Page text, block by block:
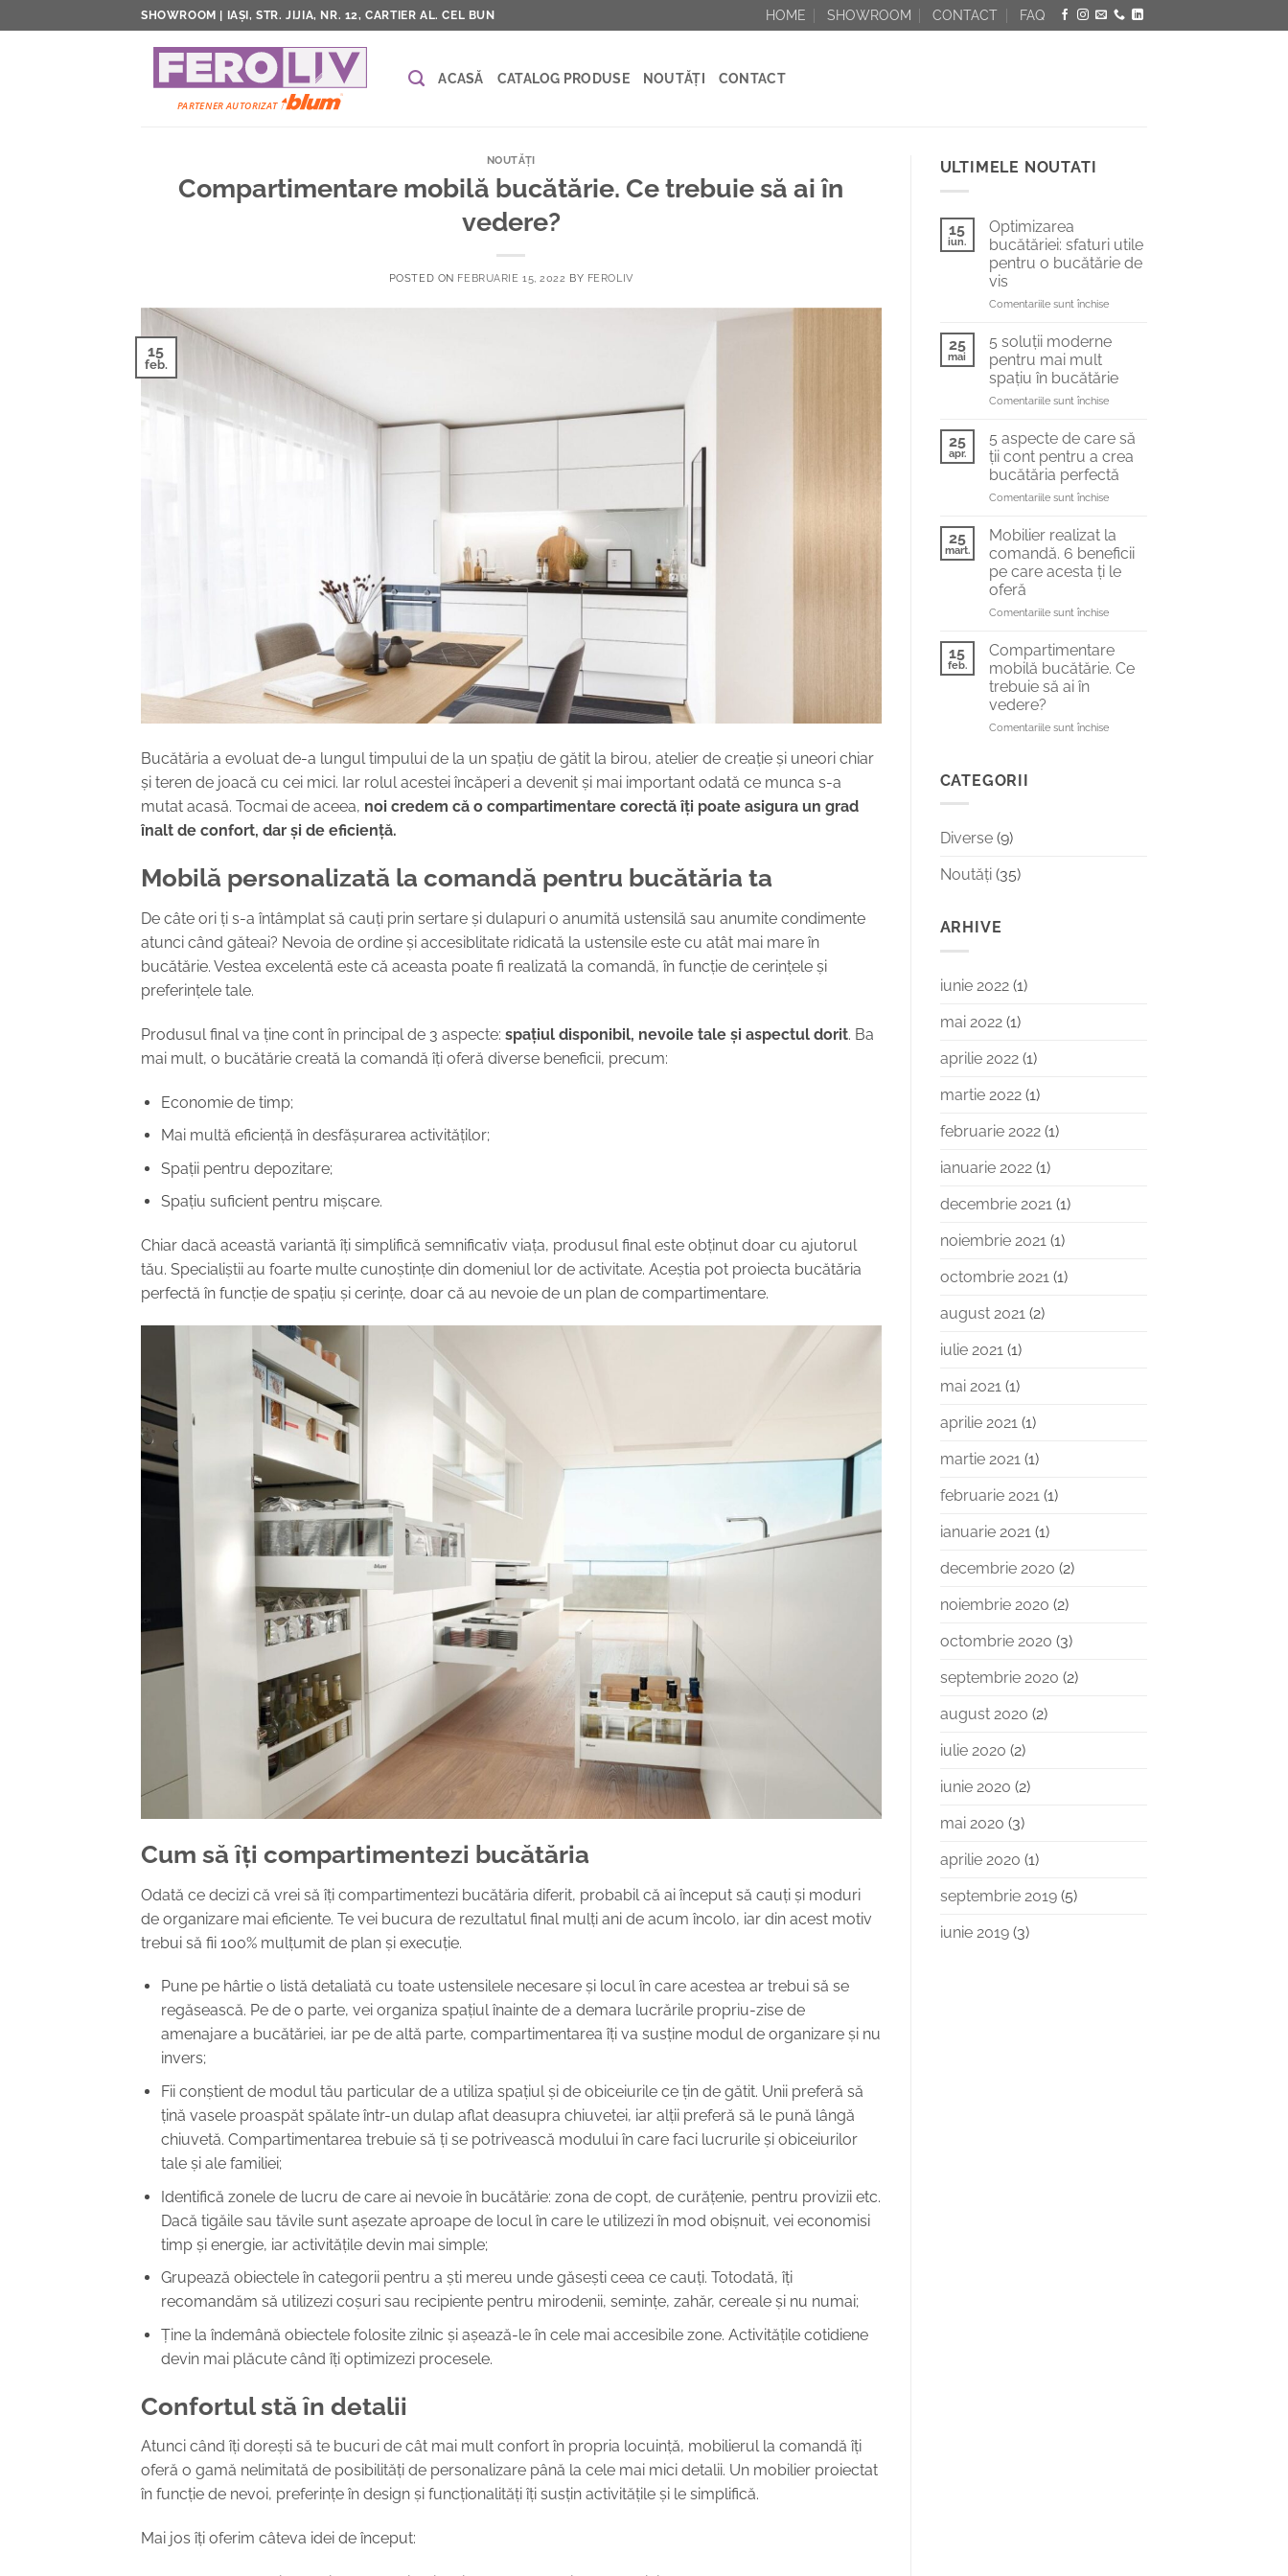
to
SHOWROOM | IAȘI, STR. JIJIA, NR. 12, CARTIER AL. CEL BUN HOME SHOWROOM CONTACT FAQ
ACASĂ CATALOG PRODUSE NOUTĂȚI CONTACT
NOUTĂȚI
Compartimentare mobilă bucătărie. Ce trebuie să ai în
vedere?
POSTED ON FEBRUARIE 15, 2022 BY FEROLIV
15
feb.
Bucătăria a evoluat de-a lungul timpului de la un spațiu de gătit la birou, atelier de creație și uneori chiar
și teren de joacă cu cei mici. Iar rolul acestei încăperi a devenit și mai important odată ce munca s-a
mutat acasă. Tocmai de aceea, noi credem că o compartimentare corectă îți poate asigura un grad
înalt de confort, dar și de eficiență.
Mobilă personalizată la comandă pentru bucătăria ta
De câte ori ți s-a întâmplat să cauți prin sertare și dulapuri o anumită ustensilă sau anumite condimente
atunci când găteai? Nevoia de ordine și accesiblitate ridicată la ustensile este cu atât mai mare în
bucătărie. Vestea excelentă este că aceasta poate fi realizată la comandă, în funcție de cerințele și
preferințele tale.
Produsul final va ține cont în principal de 3 aspecte: spațiul disponibil, nevoile tale și aspectul dorit. Ba
mai mult, o bucătărie creată la comandă îți oferă diverse beneficii, precum:
Economie de timp;
Mai multă eficiență în desfășurarea activităților;
Spații pentru depozitare;
Spațiu suficient pentru mișcare.
Chiar dacă această variantă îți simplifică semnificativ viața, produsul final este obținut doar cu ajutorul
tău. Specialiștii au foarte multe cunoștințe din domeniul lor de activitate. Aceștia pot proiecta bucătăria
perfectă în funcție de spațiu și cerințe, doar că au nevoie de un plan de compartimentare.
Cum să îți compartimentezi bucătăria
Odată ce decizi că vrei să îți compartimentezi bucătăria diferit, probabil că ai început să cauți și moduri
de organizare mai eficiente. Te vei bucura de rezultatul final mulți ani de acum încolo, iar din acest motiv
trebui să fii 100% mulțumit de plan și execuție.
Pune pe hârtie o listă detaliată cu toate ustensilele necesare și locul în care acestea ar trebui să se
regăsească. Pe de o parte, vei organiza spațiul înainte de a demara lucrările propriu-zise de
amenajare a bucătăriei, iar pe de altă parte, compartimentarea îți va susține modul de organizare și nu
invers;
Fii conștient de modul tău particular de a utiliza spațiul și de obiceiurile ce țin de gătit. Unii preferă să
țină vasele proaspăt spălate într-un dulap aflat deasupra chiuvetei, iar alții preferă să le pună lângă
chiuvetă. Compartimentarea trebuie să ți se potrivească modului în care faci lucrurile și obiceiurilor
tale și ale familiei;
Identifică zonele de lucru de care ai nevoie în bucătărie: zona de copt, de curățenie, pentru provizii etc.
Dacă tigăile sau tăvile sunt așezate aproape de locul în care le utilizezi în mod obișnuit, vei economisi
timp și energie, iar activitățile devin mai simple;
Grupează obiectele în categoriipentru a ști mereu unde găsești ceea ce cauți. Totodată, îți
recomandăm să utilizezi coșuri sau recipiente pentru mirodenii, semințe, zahăr, cereale și nu numai;
Ține la îndemână obiectele folosite zilnic și așează-le în cele mai accesibile zone. Activitățile cotidiene
devin mai plăcute când îți optimizezi procesele.
Confortul stă în detalii
Atunci când îți dorești să te bucuri de cât mai mult confort în propria locuință, mobilierul la comandă îți
oferă o gamă nelimitată de posibilități de personalizare până la cele mai mici detalii. Un mobilier proiectat
în funcție de nevoi, preferințe în design și funcționalități îți susțin activitățile și le simplifică.
Mai jos îți oferim câteva idei de început:
ULTIMELE NOUTATI
15
iun.
Optimizarea
bucătăriei: sfaturi utile
pentru o bucătărie de
vis
Comentariile sunt închisepentru
sfaturi
pentru
o
de
25
mai
5 soluții moderne
pentru mai mult
spațiu în bucătărie
Comentariile sunt închisepentru
soluții
moderne
pentru
mai
mult
în
bucătărie
25
apr.
5 aspecte de care să
ții cont pentru a crea
bucătăria perfectă
Comentariile sunt închisepentru
de
care
să
cont
crea
bucătăria
25
mart.
Mobilier realizat la
comandă. 6 beneficii
pe care acesta ți le
oferă
Comentariile sunt închisepentru
la
comandă.
pe
15
feb.
Compartimentare
mobilă bucătărie. Ce
trebuie să ai în
vedere?
Comentariile sunt închisepentru
CATEGORII
Diverse(9)
Noutăți(35)
ARHIVE
iunie 2022(1)
mai 2022(1)
aprilie 2022(1)
martie 2022(1)
februarie 2022(1)
ianuarie 2022(1)
decembrie 2021 (1)
noiembrie 2021 (1)
octombrie 2021 (1)
august 2021 (2)
iulie 2021 (1)
mai 2021 (1)
aprilie 2021 (1)
martie 2021 (1)
februarie 2021 (1)
ianuarie 2021 (1)
decembrie 2020 (2)
noiembrie 2020 (2)
octombrie 2020 (3)
septembrie 2020 (2)
august 2020 (2)
iulie 2020 (2)
iunie 2020 (2)
mai 2020 (3)
aprilie 2020 (1)
septembrie 2019(5)
iunie 2019(3)